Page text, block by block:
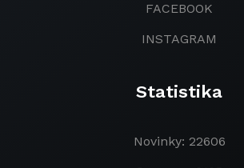
FACEBOOK
INSTAGRAM
Statistika
Novinky: 22606